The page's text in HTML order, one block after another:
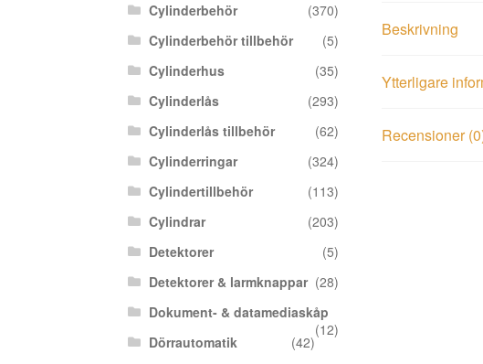
Beskrivning
Ytterligare
Recensioner
Cylinderbehör
(370)
Cylinderbehör tillbehör
(5)
Cylinderhus
(35)
Cylinderlås
(293)
Cylinderlås tillbehör
(62)
Cylinderringar
(324)
Cylindertillbehör
(113)
Cylindrar
(203)
Detektorer
(5)
Detektorer & larmknappar (28)
Dokument- & datamediaskåp
(12)
Dörrautomatik
(42)